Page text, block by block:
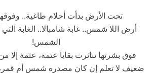
تحت الأرض بدأت أحلام طاغية..
أرض اللا شمس.. غابة شامبالا.. الغابة
الشمس!
فوق بشرتها تناثرت بقايا عتمة، عتمة
ضعيف لا تعلم إن كان مصدره شمس أم قمر،